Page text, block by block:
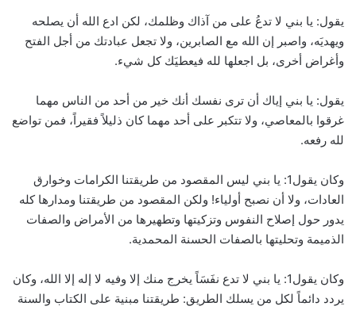
يقول: يا بني لا تدعُ على من آذاك وظلمك، لكن ادع الله أن يصلحه
ويهديَه، واصبر إن الله مع الصابرين، ولا تجعل عبادتك من أجل الفتح
وأغراض أخرى، بل اجعلها لله فيعطيَك كل شيء.
يقول: يا بني إياك أن ترى نفسك أنك خير من أحد من الناس مهما
غرقوا بالمعاصي، ولا تتكبر على أحد مهما كان ذليلاً فقيراً، فمن تواضع
لله رفعه.
وكان يقول1: يا بني ليس المقصود من طريقتنا الكرامات وخوارق
العادات، ولا أن نصبح أولياء! ولكن المقصود من طريقتنا ومدارها كله
يدور حول إصلاح النفوس وتزكيتها وتطهيرها من الأمراض والصفات
الذميمة وتحليتها بالصفات الحسنة المحمدية.
وكان يقول1: يا بني لا تدع نفَسَاً يخرج منك إلا وفيه لا إله إلا الله، وكان
يردد دائماً لكل من يسلك الطريق: طريقتنا مبنية على الكتاب والسنة